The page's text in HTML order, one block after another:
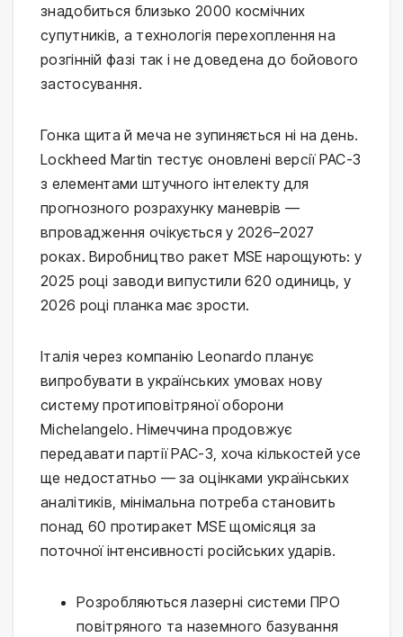
знадобиться близько 2000 космічних
супутників, а технологія перехоплення на
розгінній фазі так і не доведена до бойового
застосування.
Гонка щита й меча не зупиняється ні на день.
Lockheed Martin тестує оновлені версії PAC-3
з елементами штучного інтелекту для
прогнозного розрахунку маневрів —
впровадження очікується у 2026–2027
роках. Виробництво ракет MSE нарощують: у
2025 році заводи випустили 620 одиниць, у
2026 році планка має зрости.
Італія через компанію Leonardo планує
випробувати в українських умовах нову
систему протиповітряної оборони
Michelangelo. Німеччина продовжує
передавати партії PAC-3, хоча кількостей усе
ще недостатньо — за оцінками українських
аналітиків, мінімальна потреба становить
понад 60 протиракет MSE щомісяця за
поточної інтенсивності російських ударів.
Розробляються лазерні системи ПРО
повітряного та наземного базування